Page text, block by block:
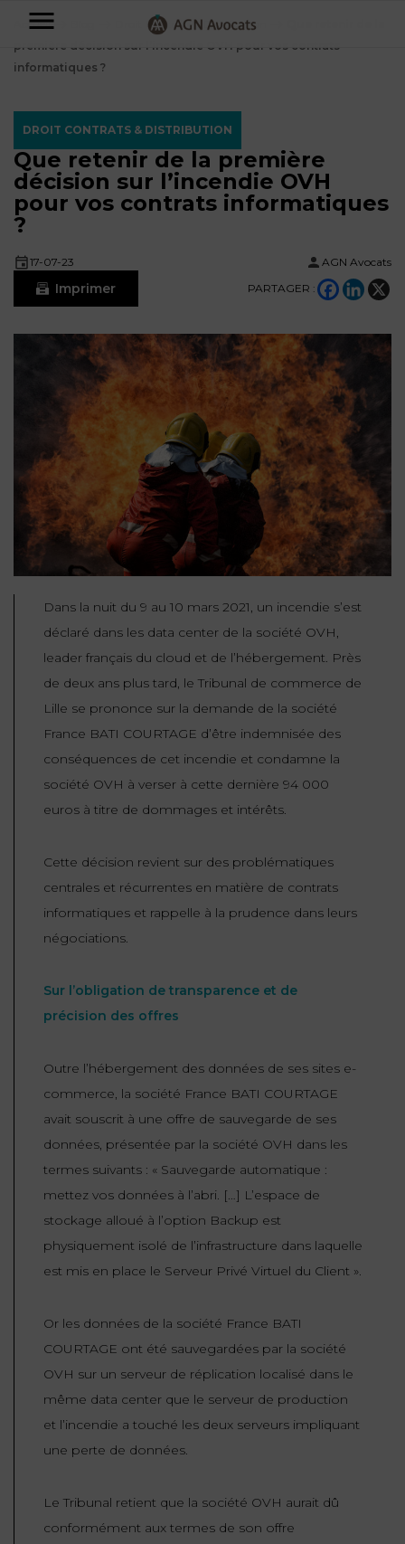
Avocats
Particuliers
DOMAINES
AFFAIRES
FAMILIALES
FISCALITÉ
DROIT
TRAVAIL
RESPONSABILITÉ
& ASSURANCE
IMMOBILIER
CONTRATS &
CONSOMMATION
DROIT
VOS
INDEMNITÉ DE
LICENCIEMENT
PRÉJUDICE
Entreprises
NOS
DOMAINES
DE
CRÉATION
D’ENTREPRISES
CONTRATS &
CONSOMMATION
DROIT
DES
AFFAIRES
RESPONSABILITÉ
FISCALITÉ
IMMOBILIER
DROIT
DU
TRAVAIL
Plus
d’offres
AGN
LEGAL
PARTNERS
DUBAÏ
AVOCATS
SERVICE
FRANCO-
TURC
START-
UPS
RGPD
DONNÉES
PERSONNELLES
INTELLECTUELLE
DISTRIBUTION
ENTREPRISES
DIFFICULTÉ
PUBLIQUES
AGN
HAUSSMANN
FONCTION
PUBLIQUE
CORPOREL
DROIT
DES
ÉTRANGERS
ET
L’IMMIGRATION
DROIT
propos
CONNAÎTRE
EQUIPE
DIRIGEANTE
REJOIGNEZ-
NOUS
Nos
agences
RDV
72
24
EN LIGNE
Accueil⟶ Droit Contrats & Distribution
première décision sur l’incendie OVH pour vos contrats
informatiques ?
DROIT CONTRATS & DISTRIBUTION
Que retenir de la première
décision sur l’incendie OVH
pour vos contrats informatiques
?
17-07-23 AGN Avocats
Imprimer PARTAGER :
Dans la nuit du 9 au 10 mars 2021, un incendie s’est
déclaré dans les data center de la société OVH,
leader français du cloud et de l’hébergement. Près
de deux ans plus tard, le Tribunal de commerce de
Lille se prononce sur la demande de la société
France BATI COURTAGE d’être indemnisée des
conséquences de cet incendie et condamne la
société OVH à verser à cette dernière 94 000
euros à titre de dommages et intérêts.
Cette décision revient sur des problématiques
centrales et récurrentes en matière de contrats
informatiques et rappelle à la prudence dans leurs
négociations.
Sur l’obligation de transparence et de
précision des offres
Outre l’hébergement des données de ses sites e-
commerce, la société France BATI COURTAGE
avait souscrit à une offre de sauvegarde de ses
données, présentée par la société OVH dans les
termes suivants : « Sauvegarde automatique :
mettez vos données à l’abri. […] L’espace de
stockage alloué à l’option Backup est
physiquement isolé de l’infrastructure dans laquelle
est mis en place le Serveur Privé Virtuel du Client ».
Or les données de la société France BATI
COURTAGE ont été sauvegardées par la société
OVH sur un serveur de réplication localisé dans le
même data center que le serveur de production
et l’incendie a touché les deux serveurs impliquant
une perte de données.
Le Tribunal retient que la société OVH aurait dû
conformément aux termes de son offre